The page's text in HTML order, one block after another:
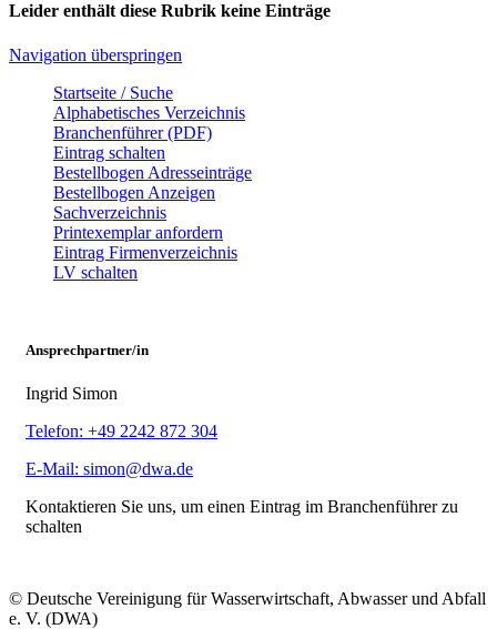
Leider enthält diese Rubrik keine Einträge
Navigation überspringen
Startseite / Suche
Alphabetisches Verzeichnis
Branchenführer (PDF)
Eintrag schalten
Bestellbogen Adresseinträge
Bestellbogen Anzeigen
Sachverzeichnis
Printexemplar anfordern
Eintrag Firmenverzeichnis
LV schalten
Ansprechpartner/in
Ingrid Simon
Telefon: +49 2242 872 304
E-Mail: simon@dwa.de
Kontaktieren Sie uns, um einen Eintrag im Branchenführer zu
schalten
© Deutsche Vereinigung für Wasserwirtschaft, Abwasser und Abfall
e. V. (DWA)